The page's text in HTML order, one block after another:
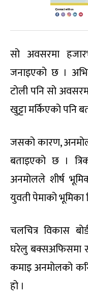
सो अवसरमा
जनाइएको छ ।
टोली पनि सो
खुट्टा मर्किएको पनि
जसको कारण,
बताइएको छ ।
अनमोलले शीर्ष
युवती पेमाको भूमिका
चलचित्र विकास
घरेलु बक्सअफिसमा
कमाइ अनमोलको
हो ।